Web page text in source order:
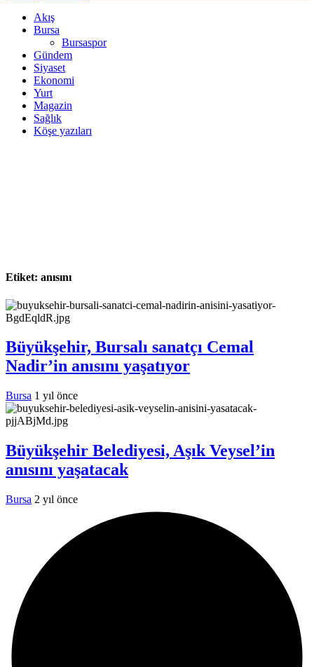
Akış
Bursa
Bursaspor
Gündem
Siyaset
Ekonomi
Yurt
Magazin
Sağlık
Köşe yazıları
Etiket: anısını
Büyükşehir, Bursalı sanatçı Cemal
Nadir’in anısını yaşatıyor
Bursa 1 yıl önce
Büyükşehir Belediyesi, Aşık Veysel’in
anısını yaşatacak
Bursa 2 yıl önce